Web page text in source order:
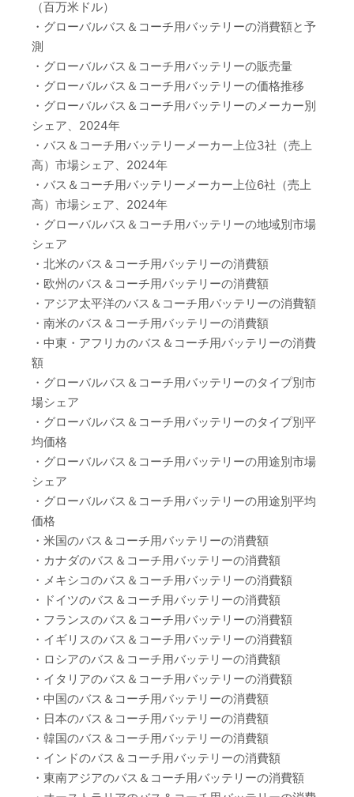
（百万米ドル）
・グローバルバス＆コーチ用バッテリーの消費額と予
測
・グローバルバス＆コーチ用バッテリーの販売量
・グローバルバス＆コーチ用バッテリーの価格推移
・グローバルバス＆コーチ用バッテリーのメーカー別
シェア、2024年
・バス＆コーチ用バッテリーメーカー上位3社（売上
高）市場シェア、2024年
・バス＆コーチ用バッテリーメーカー上位6社（売上
高）市場シェア、2024年
・グローバルバス＆コーチ用バッテリーの地域別市場
シェア
・北米のバス＆コーチ用バッテリーの消費額
・欧州のバス＆コーチ用バッテリーの消費額
・アジア太平洋のバス＆コーチ用バッテリーの消費額
・南米のバス＆コーチ用バッテリーの消費額
・中東・アフリカのバス＆コーチ用バッテリーの消費
額
・グローバルバス＆コーチ用バッテリーのタイプ別市
場シェア
・グローバルバス＆コーチ用バッテリーのタイプ別平
均価格
・グローバルバス＆コーチ用バッテリーの用途別市場
シェア
・グローバルバス＆コーチ用バッテリーの用途別平均
価格
・米国のバス＆コーチ用バッテリーの消費額
・カナダのバス＆コーチ用バッテリーの消費額
・メキシコのバス＆コーチ用バッテリーの消費額
・ドイツのバス＆コーチ用バッテリーの消費額
・フランスのバス＆コーチ用バッテリーの消費額
・イギリスのバス＆コーチ用バッテリーの消費額
・ロシアのバス＆コーチ用バッテリーの消費額
・イタリアのバス＆コーチ用バッテリーの消費額
・中国のバス＆コーチ用バッテリーの消費額
・日本のバス＆コーチ用バッテリーの消費額
・韓国のバス＆コーチ用バッテリーの消費額
・インドのバス＆コーチ用バッテリーの消費額
・東南アジアのバス＆コーチ用バッテリーの消費額